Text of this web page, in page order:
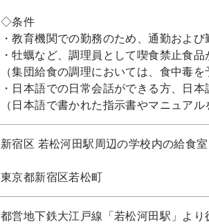
◇条件
・教育機関での勤務のため、通勤およ
・牡蠣など、調理員として喫食禁止食
（集団給食の調理においては、食中毒
・日本語での日常会話ができる方、日本
（日本語で書かれた指示書やマニュア
新宿区 若松河田駅周辺の学校内の給食室
東京都新宿区若松町
都営地下鉄大江戸線「若松河田駅」より